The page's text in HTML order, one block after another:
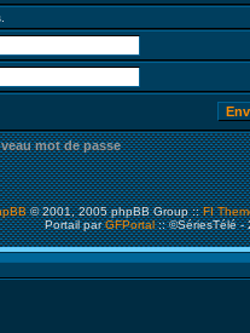
mot de passe
© 2001, 2005 phpBB Group ::FI
Portail parGFPortal:: ©SériesTélé -